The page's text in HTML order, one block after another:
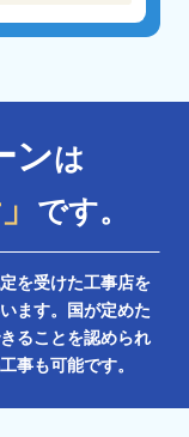
ンは
です。
を受けた工事店を
ます。国が定めた
ることを認められ
事も可能です。